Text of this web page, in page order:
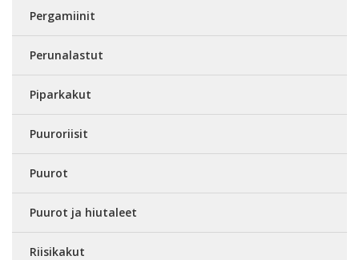
Pergamiinit
Perunalastut
Piparkakut
Puuroriisit
Puurot
Puurot ja hiutaleet
Riisikakut